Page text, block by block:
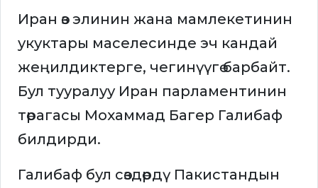
Иран өз элинин жана мамлекетинин
укуктары маселесинде эч кандай
жеңилдиктерге, чегинүүгө барбайт.
Бул тууралуу Иран парламентинин
төрагасы Мохаммад Багер Галибаф
билдирди.
Галибаф бул сөздөрдү Пакистандын